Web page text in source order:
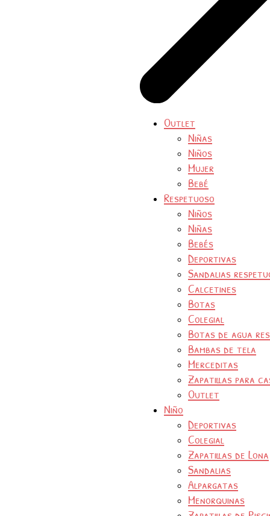
Outlet
Niñas
Niños
Mujer
Bebé
Respetuoso
Niños
Niñas
Bebés
Deportivas
Sandalias
Calcetines
Botas
Colegial
Botas de agua
Bambas de tela
Merceditas
Zapatillas para
Outlet
Niño
Deportivas
Colegial
Zapatillas de Lona
Sandalias
Alpargatas
Menorquinas